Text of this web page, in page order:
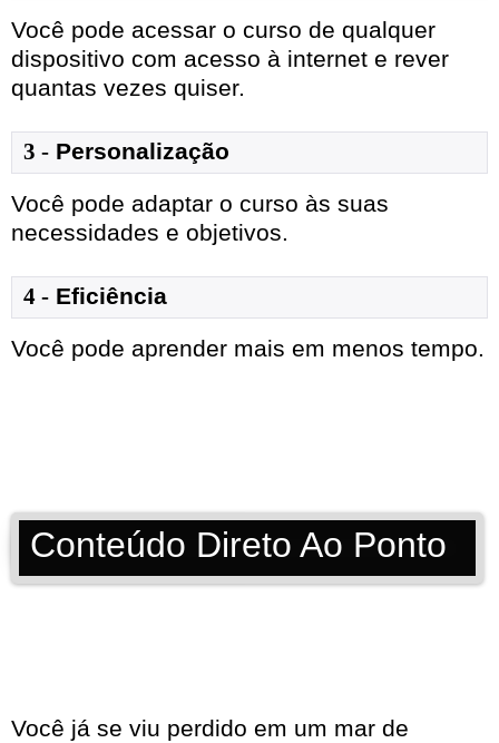
Você pode acessar o curso de qualquer
dispositivo com acesso à internet e rever
quantas vezes quiser.
3 - Personalização
Você pode adaptar o curso às suas
necessidades e objetivos.
4 - Eficiência
Você pode aprender mais em menos tempo.
Conteúdo Direto Ao Ponto
Você já se viu perdido em um mar de